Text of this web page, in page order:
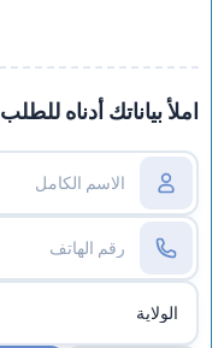
املأ بياناتك أدناه للطلب